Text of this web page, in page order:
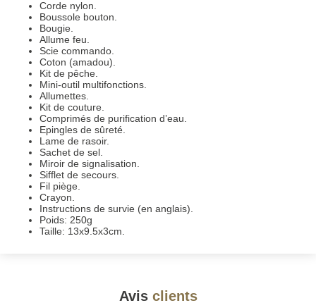
Corde nylon.
Boussole bouton.
Bougie.
Allume feu.
Scie commando.
Coton (amadou).
Kit de pêche.
Mini-outil multifonctions.
Allumettes.
Kit de couture.
Comprimés de purification d’eau.
Epingles de sûreté.
Lame de rasoir.
Sachet de sel.
Miroir de signalisation.
Sifflet de secours.
Fil piège.
Crayon.
Instructions de survie (en anglais).
Poids: 250g
Taille: 13x9.5x3cm.
Avis clients